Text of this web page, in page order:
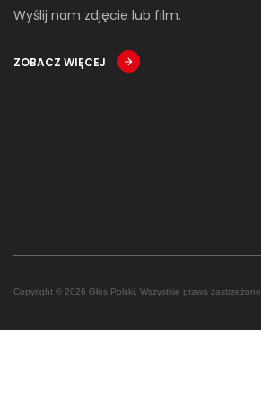
Wyślij nam zdjęcie lub film.
ZOBACZ WIĘCEJ
Copyright © 2026 Głos Polski. Wszystkie prawa zastrzeżone.